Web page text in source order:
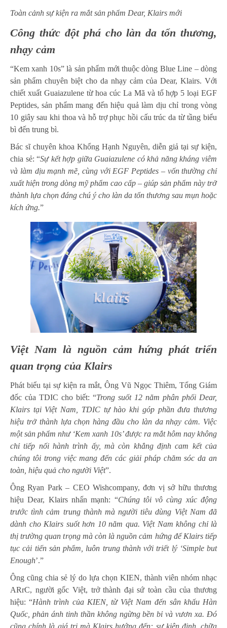
Toàn cảnh sự kiện ra mắt sản phẩm Dear, Klairs mới
Công thức đột phá cho làn da tổn thương,
nhạy cảm
“Kem xanh 10s” là sản phẩm mới thuộc dòng Blue Line – dòng
sản phẩm chuyên biệt cho da nhạy cảm của Dear, Klairs. Với
chiết xuất Guaiazulene từ hoa cúc La Mã và tổ hợp 5 loại EGF
Peptides, sản phẩm mang đến hiệu quả làm dịu chỉ trong vòng
10 giây sau khi thoa và hỗ trợ phục hồi cấu trúc da từ tầng biểu
bì đến trung bì.
Bác sĩ chuyên khoa Khổng Hạnh Nguyên, diễn giả tại sự kiện,
chia sẻ: “Sự kết hợp giữa Guaiazulene có khả năng kháng viêm
và làm dịu mạnh mẽ, cùng với EGF Peptides – vốn thường chỉ
xuất hiện trong dòng mỹ phẩm cao cấp – giúp sản phẩm này trở
thành lựa chọn đáng chú ý cho làn da tổn thương sau mụn hoặc
kích ứng.”
Việt Nam là nguồn cảm hứng phát triển
quan trọng của Klairs
Phát biểu tại sự kiện ra mắt, Ông Vũ Ngọc Thiêm, Tổng Giám
đốc của TDIC cho biết: “Trong suốt 12 năm phân phối Dear,
Klairs tại Việt Nam, TDIC tự hào khi góp phần đưa thương
hiệu trở thành lựa chọn hàng đầu cho làn da nhạy cảm. Việc
một sản phẩm như ‘Kem xanh 10s’ được ra mắt hôm nay không
chỉ tiếp nối hành trình ấy, mà còn khẳng định cam kết của
chúng tôi trong việc mang đến các giải pháp chăm sóc da an
toàn, hiệu quả cho người Việt”.
Ông Ryan Park – CEO Wishcompany, đơn vị sở hữu thương
hiệu Dear, Klairs nhấn mạnh: “Chúng tôi vô cùng xúc động
trước tình cảm trung thành mà người tiêu dùng Việt Nam đã
dành cho Klairs suốt hơn 10 năm qua. Việt Nam không chỉ là
thị trường quan trọng mà còn là nguồn cảm hứng để Klairs tiếp
tục cải tiến sản phẩm, luôn trung thành với triết lý ‘Simple but
Enough’.”
Ông cũng chia sẻ lý do lựa chọn KIEN, thành viên nhóm nhạc
ARrC, người gốc Việt, trở thành đại sứ toàn cầu của thương
hiệu: “Hành trình của KIEN, từ Việt Nam đến sân khấu Hàn
Quốc, phản ánh tinh thần không ngừng bền bỉ và vươn xa. Đó
cũng chính là giá trị mà Klairs hướng đến: sự kiên định, chữa